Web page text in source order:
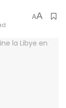
AA